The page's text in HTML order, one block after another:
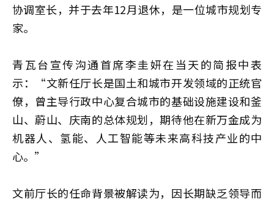
协调室长，并于去年12月退休，是一位城市规划专
家。
青瓦台宣传沟通首席李圭妍在当天的简报中表
示：“文新任厅长是国土和城市开发领域的正统官
僚，曾主导行政中心复合城市的基础设施建设和釜
山、蔚山、庆南的总体规划，期待他在新万金成为
机器人、氢能、人工智能等未来高科技产业的中
心。”
文前厅长的任命背景被解读为，因长期缺乏领导而